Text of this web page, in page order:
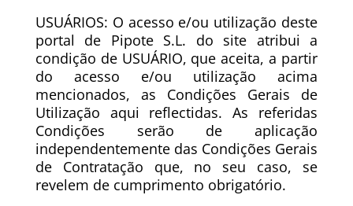
USUÁRIOS: O acesso e/ou utilização deste
portal de Pipote S.L. do site atribui a
condição de USUÁRIO, que aceita, a partir
do acesso e/ou utilização acima
mencionados, as Condições Gerais de
Utilização aqui reflectidas. As referidas
Condições serão de aplicação
independentemente das Condições Gerais
de Contratação que, no seu caso, se
revelem de cumprimento obrigatório.